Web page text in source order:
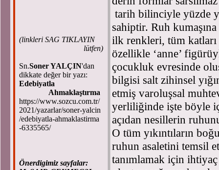
(linkleri SAG TIKLAYIN
lütfen)
Sn.Soner YALÇIN'dan
dikkate değer bir yazı:
Edebiyatla
Ahmaklaştırma
https://www.sozcu.com.tr/
2021/yazarlar/soner-yalcin
/edebiyatla-ahmaklastirma
-6335565/
Önerdigimiz sayfalar:
tarih bilinciyle yüzde
sahiptir. Ruh
ilk renkleri, tüm
özellikle ‘anne’
çocukluk evresinde
bilgisi salt zihinsel
etmiş varoluşsal
yerliliğinde işte böyle
açıdan nesillerin
O tüm yıkıntıların
ruhun asaletini temsil
tanımlamak için